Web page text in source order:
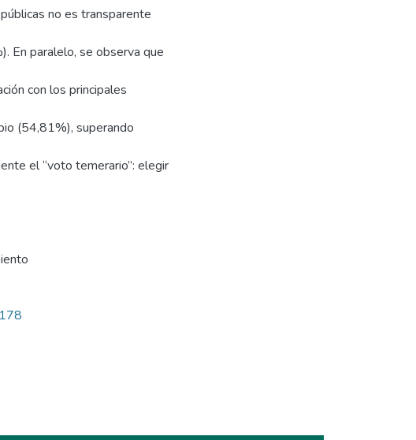
no es transparente
En paralelo, se observa que
con los principales
(54,81%), superando
el “voto temerario”: elegir